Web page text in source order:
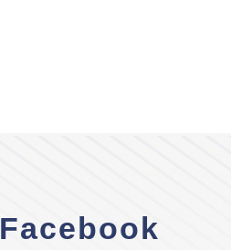
Facebook